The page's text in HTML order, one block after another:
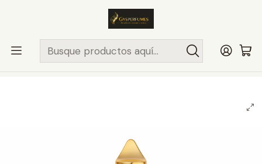
en compras hasta las 13Hrs, valido solo en
Comunas ..>>
Inicio PERFUMES NICHO XERJOFF
UNISEX
XERJOFF ERBA GOLD 100ML EDP